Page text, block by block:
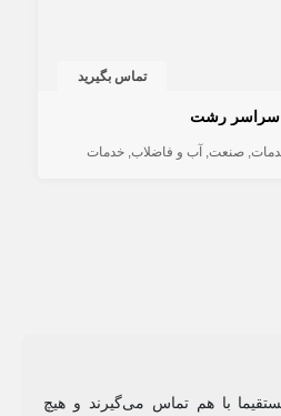
تماس بگیرید
سراسر رشت
صنعت آب و فاضلاب خدمات
با هم تماس می‌گیرند و هیچ